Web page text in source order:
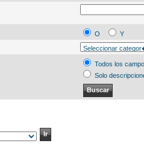
O
Y
Todos los
Solo